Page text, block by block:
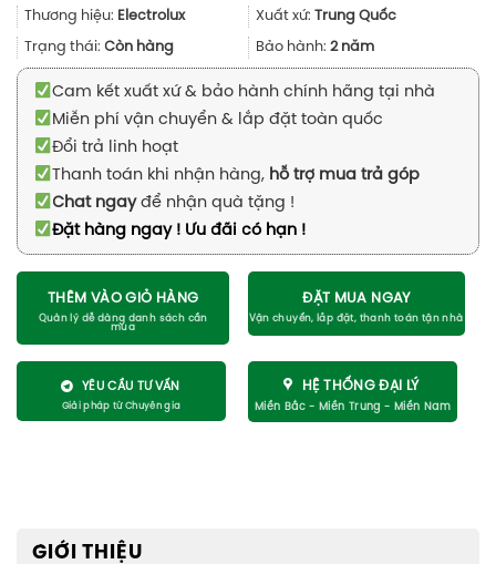
549.000₫.là:
540.000₫.
Thương hiệu: Electrolux Xuất xứ: Trung Quốc
Trạng thái: Còn hàng Bảo hành: 2 năm
Cam kết xuất xứ & bảo hành chính hãng tại nhà
Miễn phí vận chuyển & lắp đặt toàn quốc
Đổi trả linh hoạt
Thanh toán khi nhận hàng, hỗ trợ mua trả góp
Chat ngayđể nhận quà tặng !
Đặt hàng ngay ! Ưu đãi có hạn !
THÊM VÀO GIỎ HÀNG ĐẶT MUA NGAY
YÊU CẦU TƯ VẤN HỆ THỐNG ĐẠI LÝ
GIỚI THIỆU